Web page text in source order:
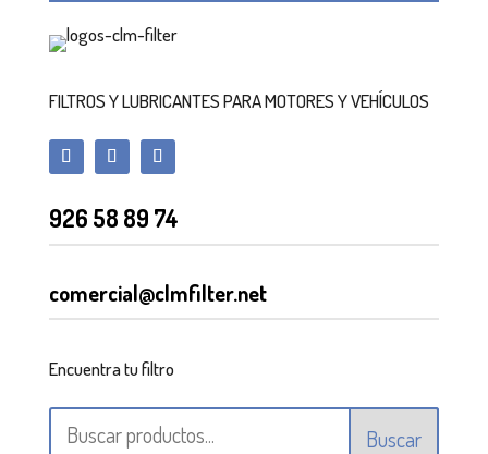
FILTROS Y LUBRICANTES PARA MOTORES Y VEHÍCULOS
926 58 89 74
comercial@clmfilter.net
Encuentra tu filtro
Buscar